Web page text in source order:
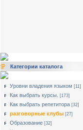
Категории каталога
Уровни владения языком [11]
Как выбрать курсы. [173]
Как выбрать репетитора [32]
разговорные клубы [27]
Образование [32]